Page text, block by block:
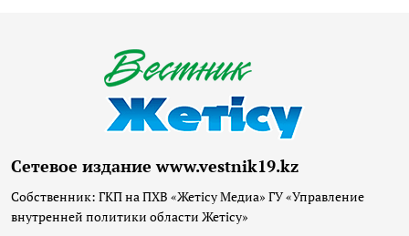
Сетевое издание www.vestnik19.kz
Собственник: ГКП на ПХВ «Жетісу Медиа» ГУ «Управление
внутренней политики области Жетісу»